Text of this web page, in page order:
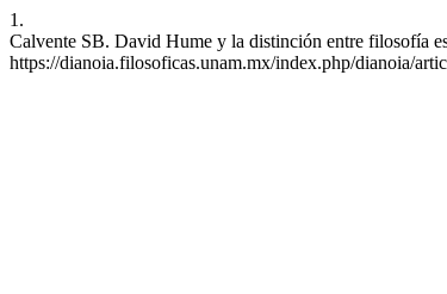
1.
Calvente SB. David Hume y la distinción entre filosofía
https://dianoia.filosoficas.unam.mx/index.php/dianoia/